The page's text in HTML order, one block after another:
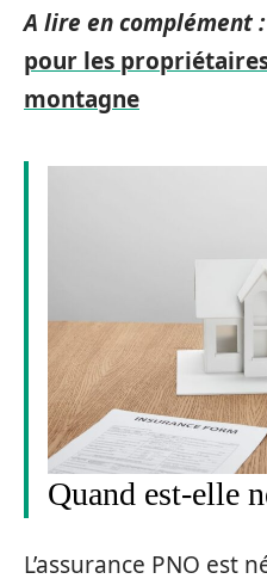
A lire en complément :
pour les
montagne
Quand est-elle
L’assurance PNO est